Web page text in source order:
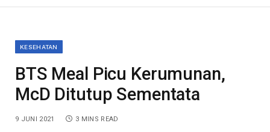
KESEHATAN
BTS Meal Picu Kerumunan,
McD Ditutup Sementata
9 JUNI 2021 3 MINS READ